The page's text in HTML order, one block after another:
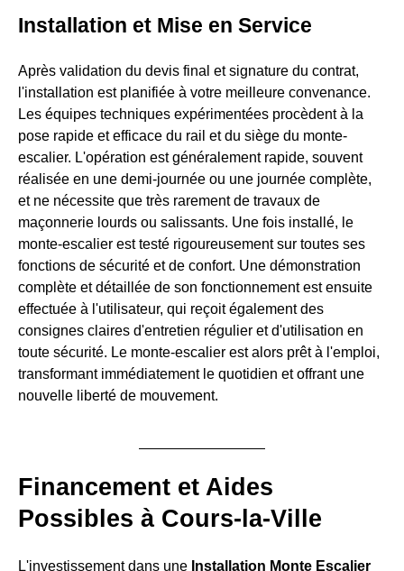
Installation et Mise en Service
Après validation du devis final et signature du contrat,
l'installation est planifiée à votre meilleure convenance.
Les équipes techniques expérimentées procèdent à la
pose rapide et efficace du rail et du siège du monte-
escalier. L'opération est généralement rapide, souvent
réalisée en une demi-journée ou une journée complète,
et ne nécessite que très rarement de travaux de
maçonnerie lourds ou salissants. Une fois installé, le
monte-escalier est testé rigoureusement sur toutes ses
fonctions de sécurité et de confort. Une démonstration
complète et détaillée de son fonctionnement est ensuite
effectuée à l'utilisateur, qui reçoit également des
consignes claires d'entretien régulier et d'utilisation en
toute sécurité. Le monte-escalier est alors prêt à l'emploi,
transformant immédiatement le quotidien et offrant une
nouvelle liberté de mouvement.
Financement et Aides
Possibles à Cours-la-Ville
L'investissement dans une Installation Monte Escalier